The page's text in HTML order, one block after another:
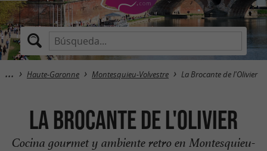
Haute-Garonne Montesquieu-Volvestre La Brocante de l'Olivier
La Brocante de l'Olivier
Cocina gourmet y ambiente retro en Montesquieu-